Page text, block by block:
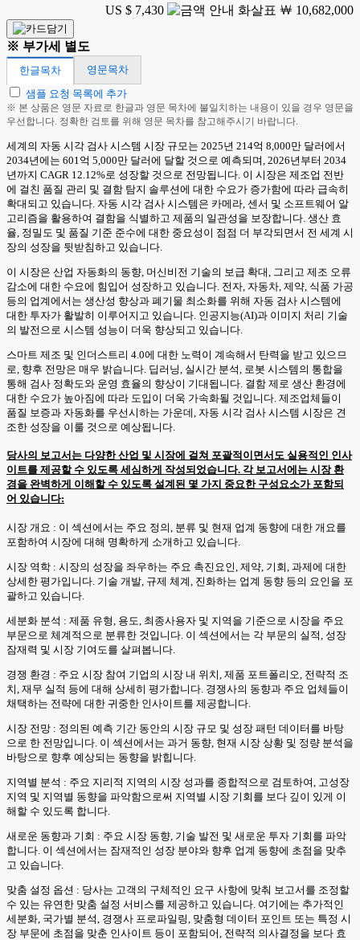
US $ 7,430 ￦ 10,682,000
※ 부가세 별도
한글목차
영문목차
샘플 요청 목록에 추가
※ 본 상품은 영문 자료로 한글과 영문 목차에 불일치하는 내용이 있을 경우 영문을
우선합니다. 정확한 검토를 위해 영문 목차를 참고해주시기 바랍니다.
세계의 자동 시각 검사 시스템 시장 규모는 2025년 214억 8,000만 달러에서
2034년에는 601억 5,000만 달러에 달할 것으로 예측되며, 2026년부터 2034
년까지 CAGR 12.12%로 성장할 것으로 전망됩니다. 이 시장은 제조업 전반
에 걸친 품질 관리 및 결함 탐지 솔루션에 대한 수요가 증가함에 따라 급속히
확대되고 있습니다. 자동 시각 검사 시스템은 카메라, 센서 및 소프트웨어 알
고리즘을 활용하여 결함을 식별하고 제품의 일관성을 보장합니다. 생산 효
율, 정밀도 및 품질 기준 준수에 대한 중요성이 점점 더 부각되면서 전 세계 시
장의 성장을 뒷받침하고 있습니다.
이 시장은 산업 자동화의 동향, 머신비전 기술의 보급 확대, 그리고 제조 오류
감소에 대한 수요에 힘입어 성장하고 있습니다. 전자, 자동차, 제약, 식품 가공
등의 업계에서는 생산성 향상과 폐기물 최소화를 위해 자동 검사 시스템에
대한 투자가 활발히 이루어지고 있습니다. 인공지능(AI)과 이미지 처리 기술
의 발전으로 시스템 성능이 더욱 향상되고 있습니다.
스마트 제조 및 인더스트리 4.0에 대한 노력이 계속해서 탄력을 받고 있으므
로, 향후 전망은 매우 밝습니다. 딥러닝, 실시간 분석, 로봇 시스템의 통합을
통해 검사 정확도와 운영 효율의 향상이 기대됩니다. 결함 제로 생산 환경에
대한 수요가 높아짐에 따라 도입이 더욱 가속화될 것입니다. 제조업체들이
품질 보증과 자동화를 우선시하는 가운데, 자동 시각 검사 시스템 시장은 견
조한 성장을 이룰 것으로 예상됩니다.
당사의 보고서는 다양한 산업 및 시장에 걸쳐 포괄적이면서도 실용적인 인사
이트를 제공할 수 있도록 세심하게 작성되었습니다. 각 보고서에는 시장 환
경을 완벽하게 이해할 수 있도록 설계된 몇 가지 중요한 구성요소가 포함되
어 있습니다:
시장 개요 : 이 섹션에서는 주요 정의, 분류 및 현재 업계 동향에 대한 개요를
포함하여 시장에 대해 명확하게 소개하고 있습니다.
시장 역학 : 시장의 성장을 좌우하는 주요 촉진요인, 제약, 기회, 과제에 대한
상세한 평가입니다. 기술 개발, 규제 체계, 진화하는 업계 동향 등의 요인을 포
괄하고 있습니다.
세분화 분석 : 제품 유형, 용도, 최종사용자 및 지역을 기준으로 시장을 주요
부문으로 체계적으로 분류한 것입니다. 이 섹션에서는 각 부문의 실적, 성장
잠재력 및 시장 기여도를 살펴봅니다.
경쟁 환경 : 주요 시장 참여 기업의 시장 내 위치, 제품 포트폴리오, 전략적 조
치, 재무 실적 등에 대해 상세히 평가합니다. 경쟁사의 동향과 주요 업체들이
채택하는 전략에 대한 귀중한 인사이트를 제공합니다.
시장 전망 : 정의된 예측 기간 동안의 시장 규모 및 성장 패턴 데이터를 바탕
으로 한 전망입니다. 이 섹션에서는 과거 동향, 현재 시장 상황 및 정량 분석을
바탕으로 향후 예상되는 동향을 밝힙니다.
지역별 분석 : 주요 지리적 지역의 시장 성과를 종합적으로 검토하여, 고성장
지역 및 지역별 동향을 파악함으로써 지역별 시장 기회를 보다 깊이 있게 이
해할 수 있도록 합니다.
새로운 동향과 기회 : 주요 시장 동향, 기술 발전 및 새로운 투자 기회를 파악
합니다. 이 섹션에서는 잠재적인 성장 분야와 향후 업계 동향에 초점을 맞추
고 있습니다.
맞춤 설정 옵션 : 당사는 고객의 구체적인 요구 사항에 맞춰 보고서를 조정할
수 있는 유연한 맞춤 설정 서비스를 제공하고 있습니다. 여기에는 추가적인
세분화, 국가별 분석, 경쟁사 프로파일링, 맞춤형 데이터 포인트 또는 특정 시
장 부문에 초점을 맞춘 인사이트 등이 포함되어, 전략적 의사결정을 보다 효